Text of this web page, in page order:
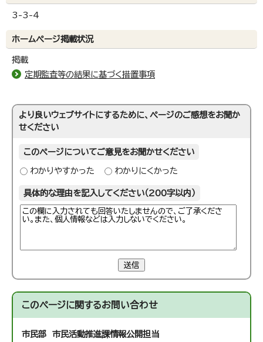
3-3-4
ホームページ掲載状況
掲載
定期監査等の結果に基づく措置事項
より良いウェブサイトにするために、ページのご感想をお聞か
せください
このページについてご意見をお聞かせください
わかりやすかった わかりにくかった
具体的な理由を記入してください（200字以内）
送信
このページに関するお問い合わせ
市民部 市民活動推進課情報公開担当